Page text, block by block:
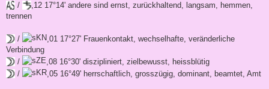
/
,12 17°14' andere sind ernst, zurückhaltend, langsam, hemmen,
trennen
/
,01 17°27' Frauenkontakt, wechselhafte, veränderliche
Verbindung
/
,08 16°30' diszipliniert, zielbewusst, heissblütig
/
,05 16°49' herrschaftlich, grosszügig, dominant, beamtet, Amt